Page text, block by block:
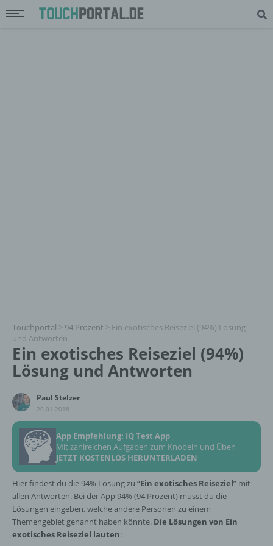
Touchportal > 94 Prozent > Ein exotisches Reiseziel (94%) Lösung
und Antworten
Ein exotisches Reiseziel (94%)
Lösung und Antworten
Paul Stelzer
20.01.2018
App Empfehlung: IQ Test App
Mit zahlreichen Aufgaben zum Knobeln und Üben
JETZT KOSTENLOS HERUNTERLADEN
Hier findest du die 94% Lösung zu “Ein exotisches Reiseziel” mit
allen Antworten. Bei der App 94% (94 Prozent) musst du die
Lösungen eingeben, welche andere Personen zu einem
Themengebiet genannt haben könnte. Die Lösungen von Ein
exotisches Reiseziel lauten: